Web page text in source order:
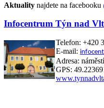
Aktuality najdete na facebooku
Infocentrum Týn nad
Telefon: +420
E-mail:
Adresa:
GPS: